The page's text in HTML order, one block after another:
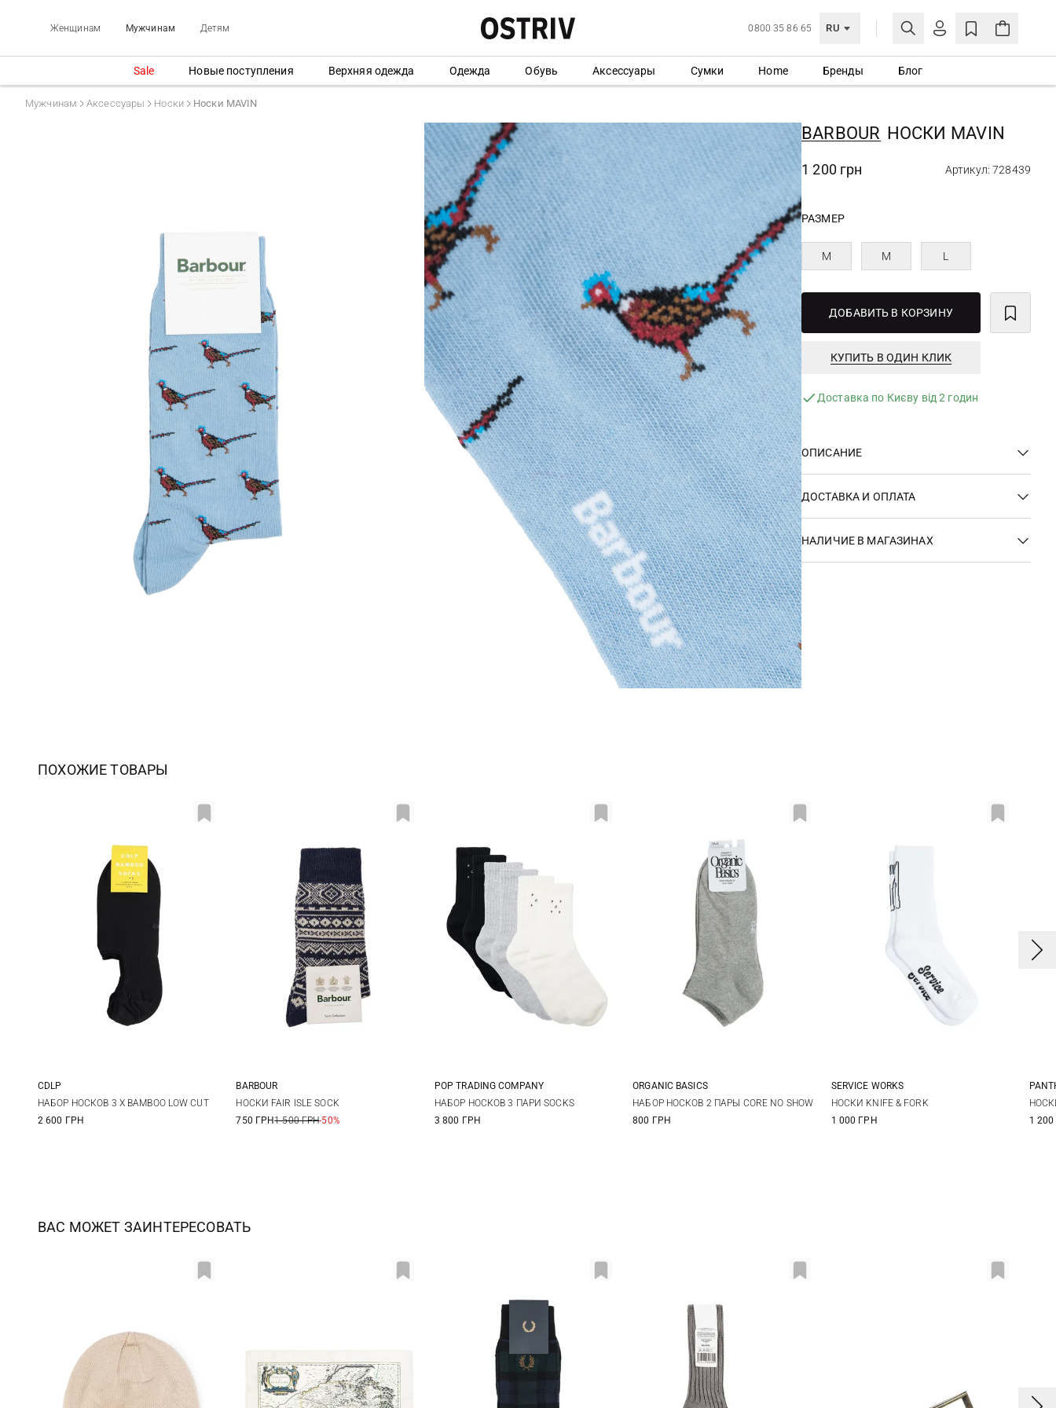
Женщинам Мужчинам Детям 0800 35 86 65 RU
ЛИЧНЫЙ КАБИНЕТ
СОЗДАТЬ УЧЕТНУЮ ЗАПИСЬ
Sale Новые поступления Верхняя одежда Одежда Обувь Аксессуары Сумки Home Бренды Блог
Мужчинам Аксессуары Носки Носки MAVIN
BARBOUR НОСКИ MAVIN
1 200 грн Артикул: 728439
РАЗМЕР
M M L
ДОБАВИТЬ В КОРЗИНУ
КУПИТЬ В ОДИН КЛИК
Доставка по Києву від 2 годин
ОПИСАНИЕ
ДОСТАВКА И ОПЛАТА
НАЛИЧИЕ В МАГАЗИНАХ
ПОХОЖИЕ ТОВАРЫ
39/42 43/46
CDLP
НАБОР НОСКОВ 3 X BAMBOO LOW CUT
2 600 ГРН
M L
BARBOUR
НОСКИ FAIR ISLE SOCK
750 ГРН1 500 ГРН-50%
S/M L/XL
POP TRADING COMPANY
НАБОР НОСКОВ 3 ПАРИ SOCKS
3 800 ГРН
43/46
ORGANIC BASICS
НАБОР НОСКОВ 2 ПАРЫ CORE NO SHOW
800 ГРН
One size
SERVICE WORKS
НОСКИ KNIFE & FORK
1 000 ГРН
1
ВАС МОЖЕТ ЗАИНТЕРЕСОВАТЬ